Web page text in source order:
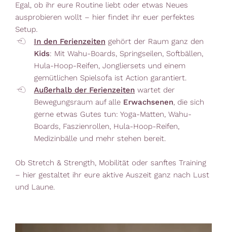
Egal, ob ihr eure Routine liebt oder etwas Neues
ausprobieren wollt – hier findet ihr euer perfektes
Setup.
In den Ferienzeiten gehört der Raum ganz den
Kids: Mit Wahu-Boards, Springseilen, Softbällen,
Hula-Hoop-Reifen, Jongliersets und einem
gemütlichen Spielsofa ist Action garantiert.
Außerhalb der Ferienzeiten wartet der
Bewegungsraum auf alle Erwachsenen, die sich
gerne etwas Gutes tun: Yoga-Matten, Wahu-
Boards, Faszienrollen, Hula-Hoop-Reifen,
Medizinbälle und mehr stehen bereit.
Ob Stretch & Strength, Mobilität oder sanftes Training
– hier gestaltet ihr eure aktive Auszeit ganz nach Lust
und Laune.